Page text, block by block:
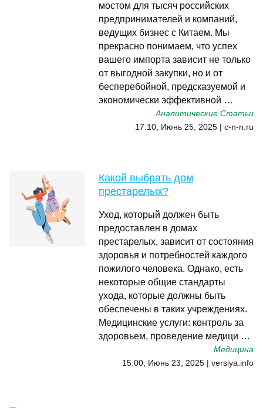
мостом для тысяч российских
предпринимателей и компаний,
ведущих бизнес с Китаем. Мы
прекрасно понимаем, что успех
вашего импорта зависит не только
от выгодной закупки, но и от
бесперебойной, предсказуемой и
экономически эффективной …
Аналитические Статьи
17:10, Июнь 25, 2025 | c-n-n.ru
Какой выбрать дом
престарелых?
Уход, который должен быть
предоставлен в домах
престарелых, зависит от состояния
здоровья и потребностей каждого
пожилого человека. Однако, есть
некоторые общие стандарты
ухода, которые должны быть
обеспечены в таких учреждениях.
Медицинские услуги: контроль за
здоровьем, проведение медици …
Медицина
15:00, Июнь 23, 2025 | versiya.info